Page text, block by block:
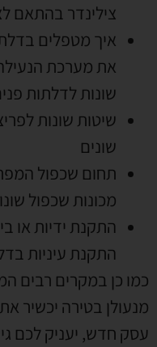
צילינדר בהתאם
איך מטפלים
את מערכת
שונות לדלתות
שיטות שונות
שונים
תחום שכפול
מכונות שכפול
התקנת ידיות או
התקנת עיניות
כמו כן במקרים רבים
מנעולן בטירה יכשיר
עסק חדש, יעניק לכם